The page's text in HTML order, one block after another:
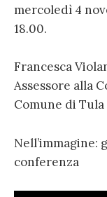
mercoledì 4
18.00.
Francesca
Assessore alla
Comune di Tula
Nell’immagine:
conferenza